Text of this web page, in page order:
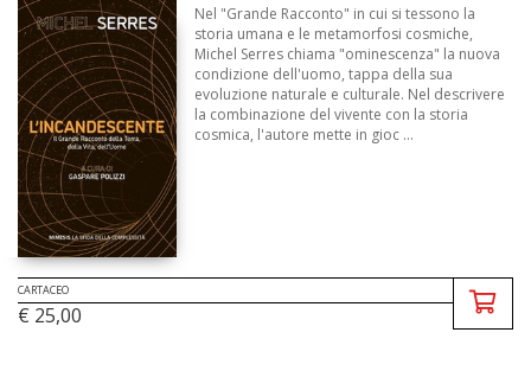
Nel "Grande Racconto" in cui si tessono la
storia umana e le metamorfosi cosmiche,
Michel Serres chiama "ominescenza" la nuova
condizione dell'uomo, tappa della sua
evoluzione naturale e culturale. Nel descrivere
la combinazione del vivente con la storia
cosmica, l'autore mette in gioc ...
CARTACEO
€ 25,00